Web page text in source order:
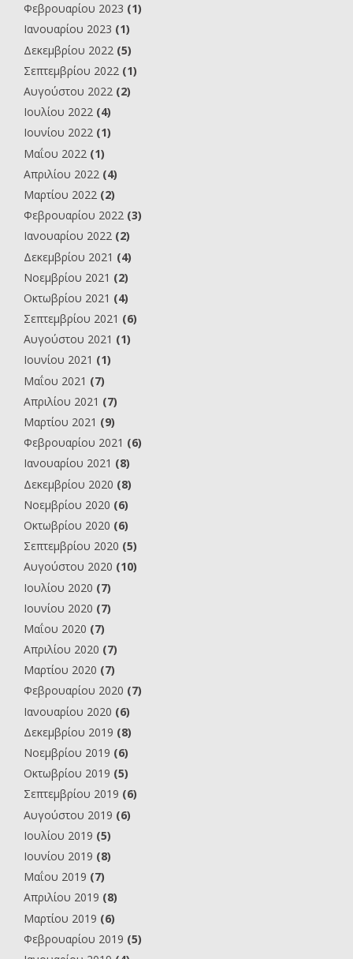
Φεβρουαρίου 2023 (1)
Ιανουαρίου 2023 (1)
Δεκεμβρίου 2022 (5)
Σεπτεμβρίου 2022 (1)
Αυγούστου 2022 (2)
Ιουλίου 2022 (4)
Ιουνίου 2022 (1)
Μαΐου 2022 (1)
Απριλίου 2022 (4)
Μαρτίου 2022 (2)
Φεβρουαρίου 2022 (3)
Ιανουαρίου 2022 (2)
Δεκεμβρίου 2021 (4)
Νοεμβρίου 2021 (2)
Οκτωβρίου 2021 (4)
Σεπτεμβρίου 2021 (6)
Αυγούστου 2021 (1)
Ιουνίου 2021 (1)
Μαΐου 2021 (7)
Απριλίου 2021 (7)
Μαρτίου 2021 (9)
Φεβρουαρίου 2021 (6)
Ιανουαρίου 2021 (8)
Δεκεμβρίου 2020 (8)
Νοεμβρίου 2020 (6)
Οκτωβρίου 2020 (6)
Σεπτεμβρίου 2020 (5)
Αυγούστου 2020 (10)
Ιουλίου 2020 (7)
Ιουνίου 2020 (7)
Μαΐου 2020 (7)
Απριλίου 2020 (7)
Μαρτίου 2020 (7)
Φεβρουαρίου 2020 (7)
Ιανουαρίου 2020 (6)
Δεκεμβρίου 2019 (8)
Νοεμβρίου 2019 (6)
Οκτωβρίου 2019 (5)
Σεπτεμβρίου 2019 (6)
Αυγούστου 2019 (6)
Ιουλίου 2019 (5)
Ιουνίου 2019 (8)
Μαΐου 2019 (7)
Απριλίου 2019 (8)
Μαρτίου 2019 (6)
Φεβρουαρίου 2019 (5)